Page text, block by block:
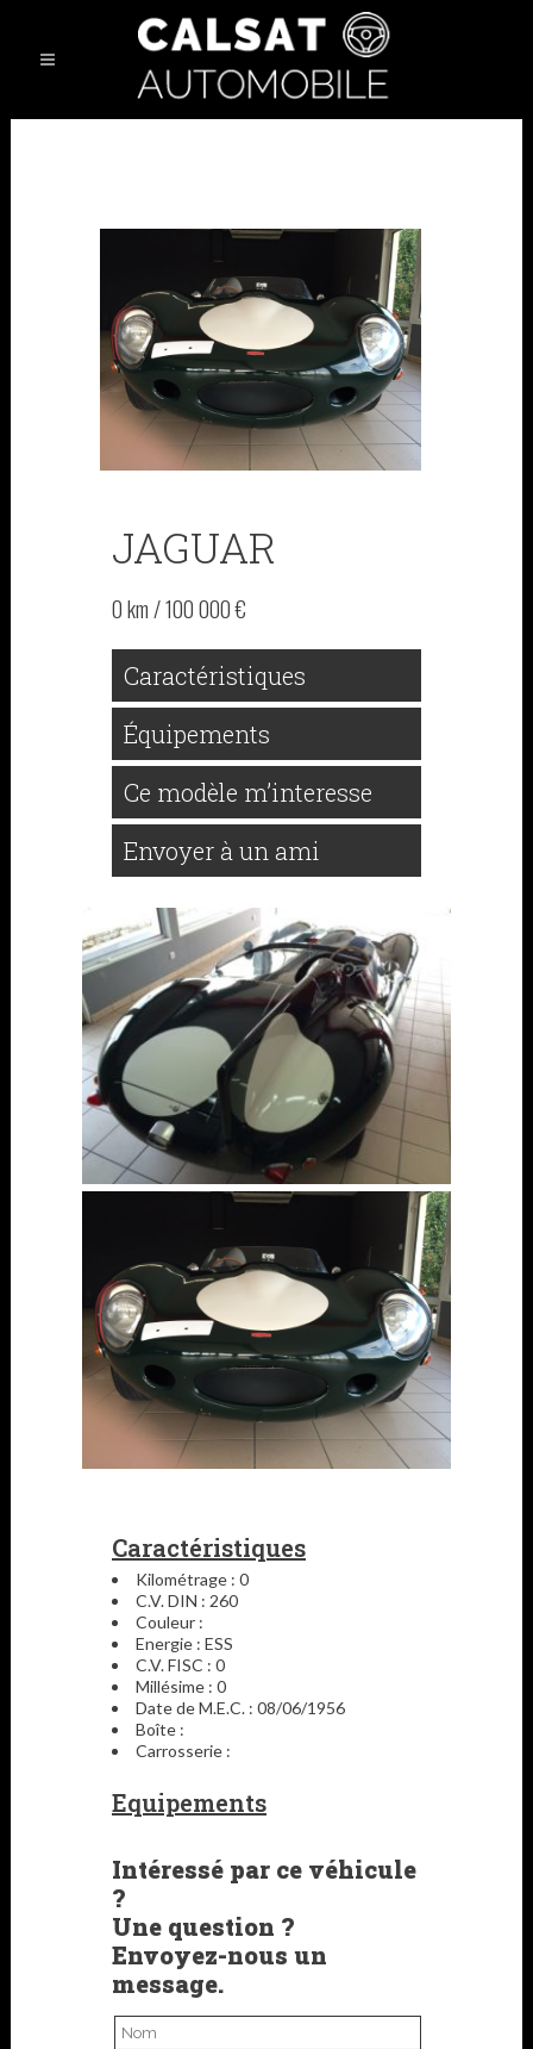
JAGUAR
0 km / 100 000 €
Caractéristiques
Équipements
Ce modèle m’interesse
Envoyer à un ami
Caractéristiques
Kilométrage : 0
C.V. DIN : 260
Couleur :
Energie : ESS
C.V. FISC : 0
Millésime : 0
Date de M.E.C. : 08/06/1956
Boîte :
Carrosserie :
Equipements
Intéressé par ce véhicule
?
Une question ?
Envoyez-nous un
message.